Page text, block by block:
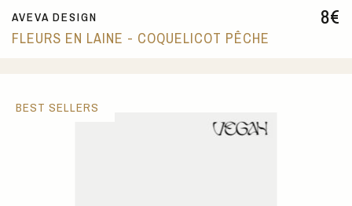
8€
AVEVA DESIGN
FLEURS EN LAINE - COQUELICOT PÊCHE
BEST SELLERS